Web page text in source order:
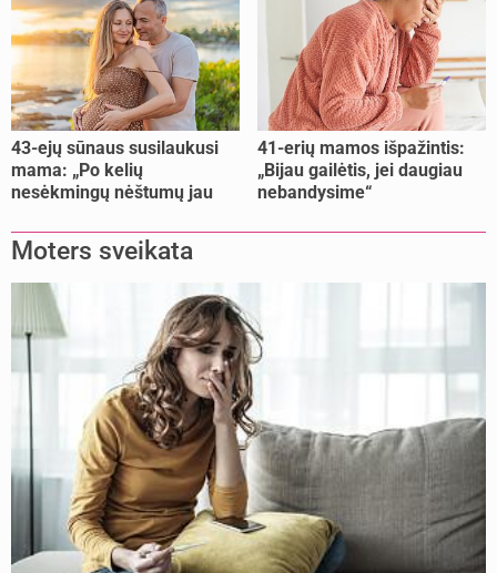
43-ejų sūnaus susilaukusi
mama: „Po kelių
nesėkmingų nėštumų jau
41-erių mamos išpažintis:
„Bijau gailėtis, jei daugiau
nebandysime“
Moters sveikata